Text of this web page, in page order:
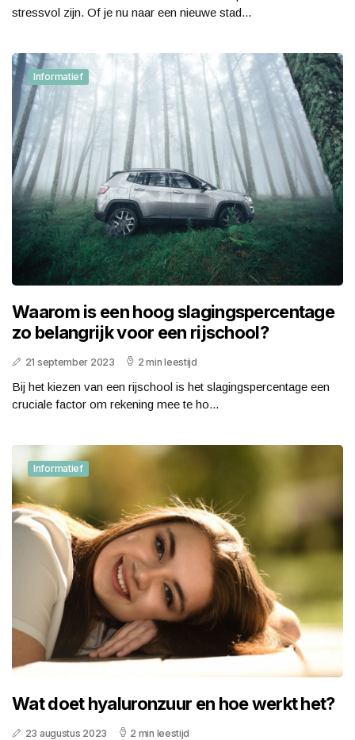
stressvol zijn. Of je nu naar een nieuwe stad...
Informatief
Waarom is een hoog slagingspercentage
zo belangrijk voor een rijschool?
21 september 2023 2 min leestijd
Bij het kiezen van een rijschool is het slagingspercentage een
cruciale factor om rekening mee te ho...
Informatief
Wat doet hyaluronzuur en hoe werkt het?
23 augustus 2023 2 min leestijd